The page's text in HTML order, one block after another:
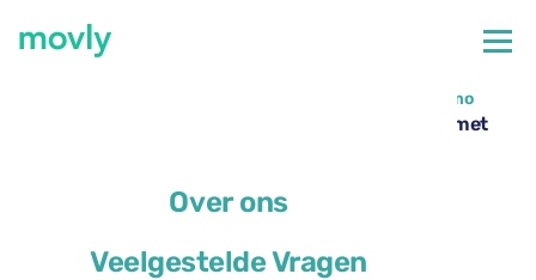
Over ons
Veelgestelde Vragen
Alle beschikbare auto's op de luchthaven van Bergamo
Autoverhuur op Bergamo Airport – Ford Focus met